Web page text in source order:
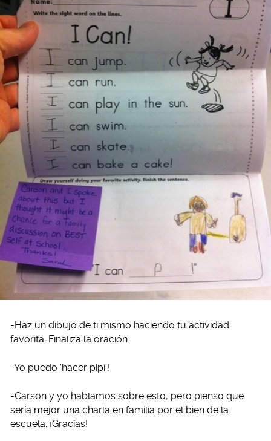
-Haz un dibujo de ti mismo haciendo tu actividad
favorita. Finaliza la oración.
-Yo puedo ‘hacer pipí’!
-Carson y yo hablamos sobre esto, pero pienso que
sería mejor una charla en familia por el bien de la
escuela. ¡Gracias!